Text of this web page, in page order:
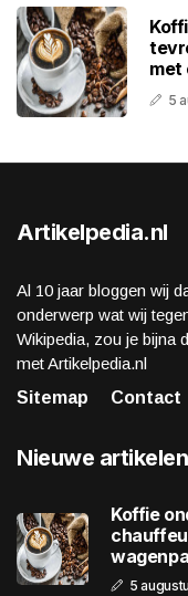
met
5
Artikelpedia.nl
Al 10 jaar bloggen wij
onderwerp wat wij
Wikipedia, zou je bijna
met Artikelpedia.nl
Sitemap
Contact
Nieuwe artikelen
Koffie
5